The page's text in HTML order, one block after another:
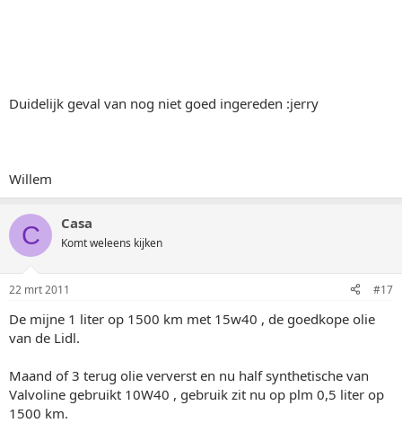
Duidelijk geval van nog niet goed ingereden :jerry
Willem
C Casa
Komt weleens kijken
22 mrt 2011 #17
De mijne 1 liter op 1500 km met 15w40 , de goedkope olie
van de Lidl.
Maand of 3 terug olie ververst en nu half synthetische van
Valvoline gebruikt 10W40 , gebruik zit nu op plm 0,5 liter op
1500 km.